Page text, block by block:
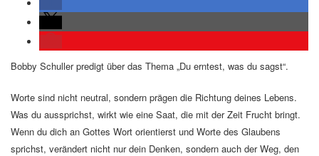
Bobby Schuller predigt über das Thema „Du erntest, was du sagst“.
Worte sind nicht neutral, sondern prägen die Richtung deines Lebens.
Was du aussprichst, wirkt wie eine Saat, die mit der Zeit Frucht bringt.
Wenn du dich an Gottes Wort orientierst und Worte des Glaubens
sprichst, verändert nicht nur dein Denken, sondern auch der Weg, den